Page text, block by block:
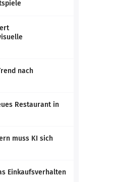
nach
Restaurant in
muss KI sich
Einkaufsverhalten